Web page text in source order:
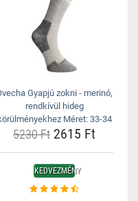
Gyapjú zokni - merinó,
rendkívül hideg
Méret: 33-34
5230 Ft 2615 Ft
KEDVEZMÉNY